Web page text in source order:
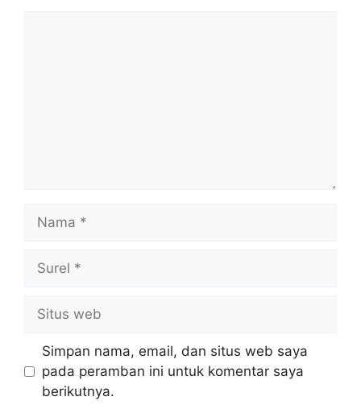
Nama
Surel
Situs
web
Simpan nama, email, dan situs web saya
pada peramban ini untuk komentar saya
berikutnya.